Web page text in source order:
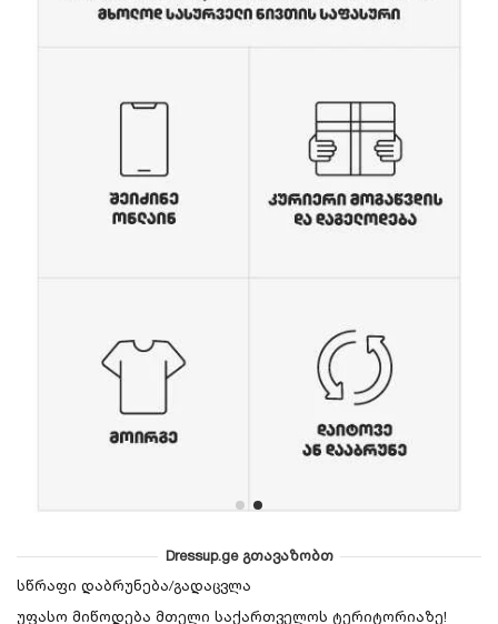
Dressup.ge გთავაზობთ
სწრაფი დაბრუნება/გადაცვლა
უფასო მიწოდება მთელი საქართველოს ტერიტორიაზე!